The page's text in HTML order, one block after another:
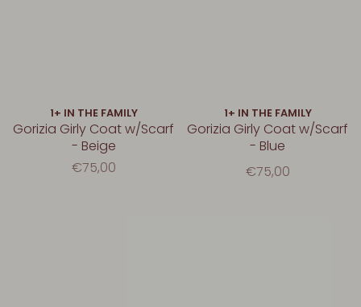
1+ IN THE FAMILY
Gorizia Girly Coat w/Scarf
- Beige
€75,00
1+ IN THE FAMILY
Gorizia Girly Coat w/Scarf
- Blue
€75,00